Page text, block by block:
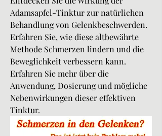
Adamsapfel-Tinktur zur natürlichen
Behandlung von Gelenkbeschwerden.
Erfahren Sie, wie diese altbewährte
Methode Schmerzen lindern und die
Beweglichkeit verbessern kann.
Erfahren Sie mehr über die
Anwendung, Dosierung und mögliche
Nebenwirkungen dieser effektiven
Tinktur.